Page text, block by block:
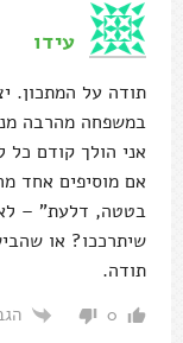
עידו
תודה על המתכון.
במשפחה מהרבה
אני הולך קודם
אם מוסיפים אחד
בטטה, דלעת" –
תודה.
0